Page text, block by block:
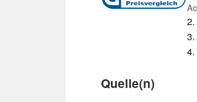
2.
3.
4.
Quelle(n)